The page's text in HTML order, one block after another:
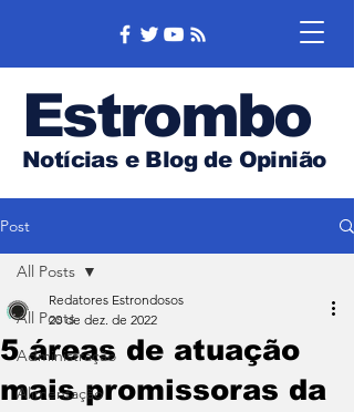
Estrombo
Notícias e Blog de Opinião
Post
All Posts
Administração
Alimentação
All Posts
5 áreas de atuação
mais promissoras da
Redatores Estrondosos
20 de dez. de 2022